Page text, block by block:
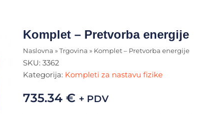
Komplet – Pretvorba energije
Naslovna » Trgovina » Komplet – Pretvorba energije
SKU: 3362
Kategorija: Kompleti za nastavu fizike
735.34 € + PDV